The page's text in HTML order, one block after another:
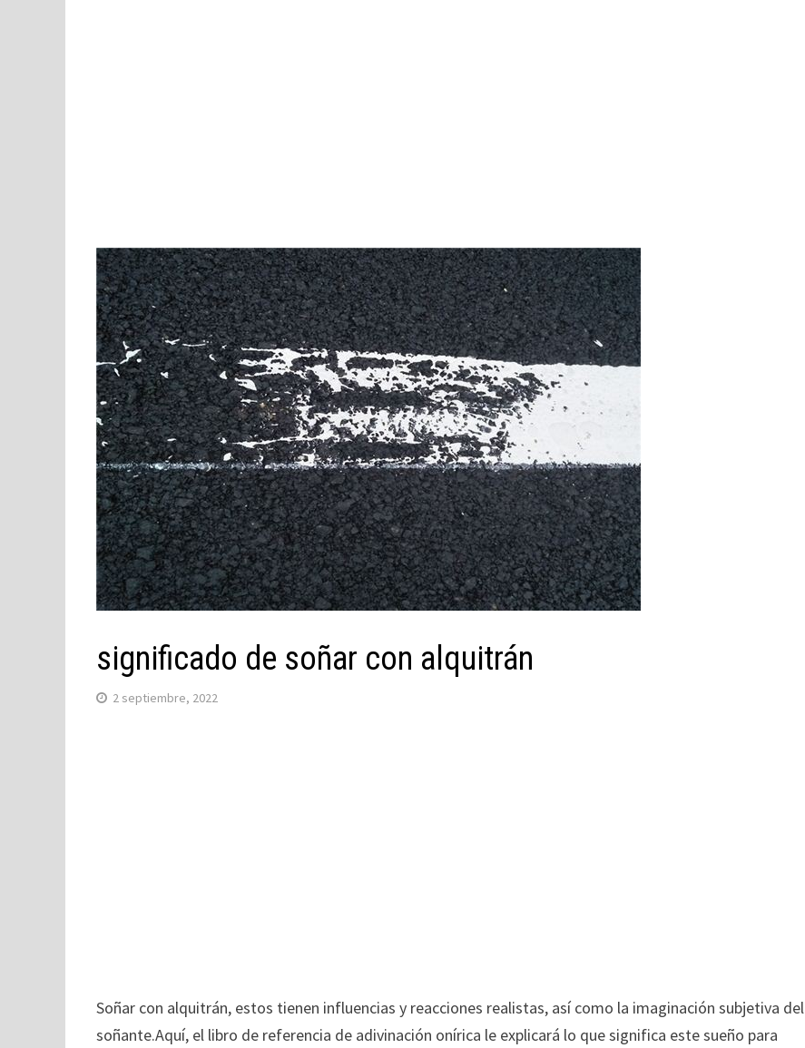
significado de soñar con alquitrán
2 septiembre, 2022
Soñar con alquitrán, estos tienen influencias y reacciones realistas, así como la imaginación subjetiva del
soñante.Aquí, el libro de referencia de adivinación onírica le explicará lo que significa este sueño para